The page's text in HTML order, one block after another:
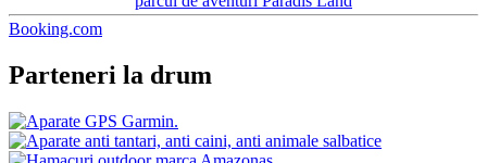
Booking.com
Parteneri la drum